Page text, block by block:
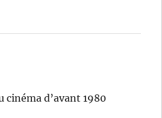
cinéma d’avant 1980